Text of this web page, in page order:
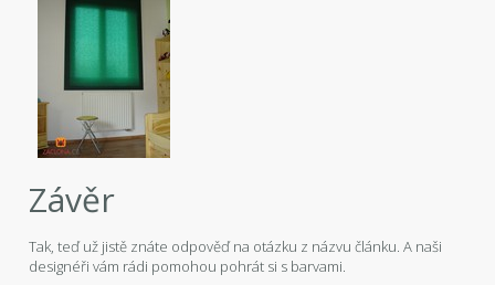
Závěr
Tak, teď už jistě znáte odpověď na otázku z názvu článku. A naši
designéři vám rádi pomohou pohrát si s barvami.